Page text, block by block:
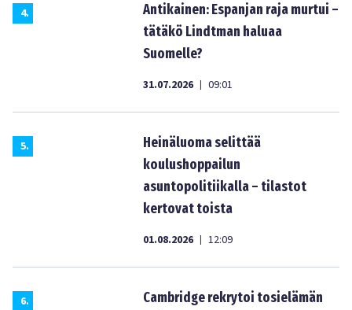
4.
Antikainen: Espanjan raja murtui –
tätäkö Lindtman haluaa
Suomelle?
31.07.2026 | 09:01
5.
Heinäluoma selittää
koulushoppailun
asuntopolitiikalla – tilastot
kertovat toista
01.08.2026 | 12:09
6.
Cambridge rekrytoi tosielämän